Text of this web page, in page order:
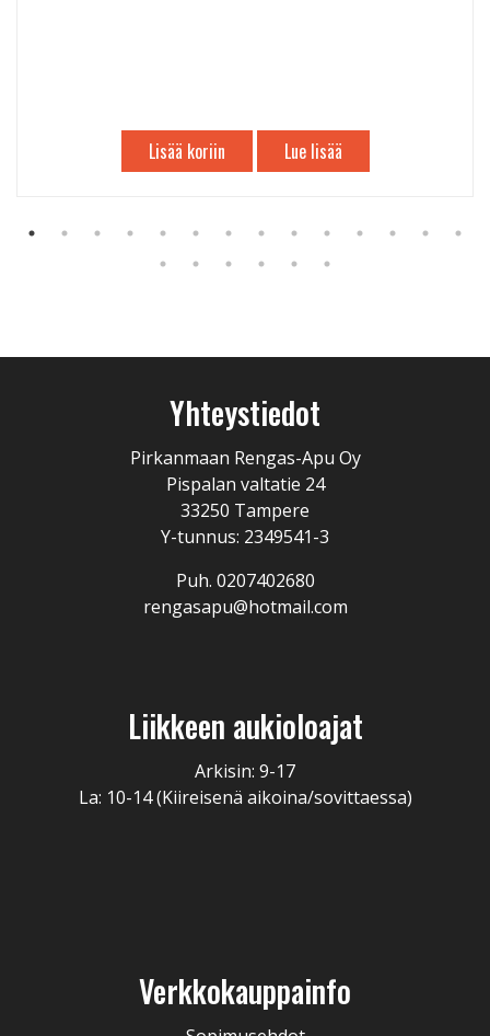
Lisää koriin Lue lisää
Yhteystiedot
Pirkanmaan Rengas-Apu Oy
Pispalan valtatie 24
33250 Tampere
Y-tunnus: 2349541-3
Puh. 0207402680
rengasapu@hotmail.com
Liikkeen aukioloajat
Arkisin: 9-17
La: 10-14 (Kiireisenä aikoina/sovittaessa)
Verkkokauppainfo